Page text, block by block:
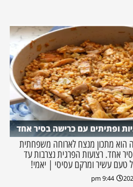
ופתיתים עם כרישה בסיר אחד
הוא מתכון מנצח לארוחה משפחתית
אחד. רצועות הפרגית נצרבות עד
טעם עשיר ומרקם עסיסי | יאמי!
9:44 pm